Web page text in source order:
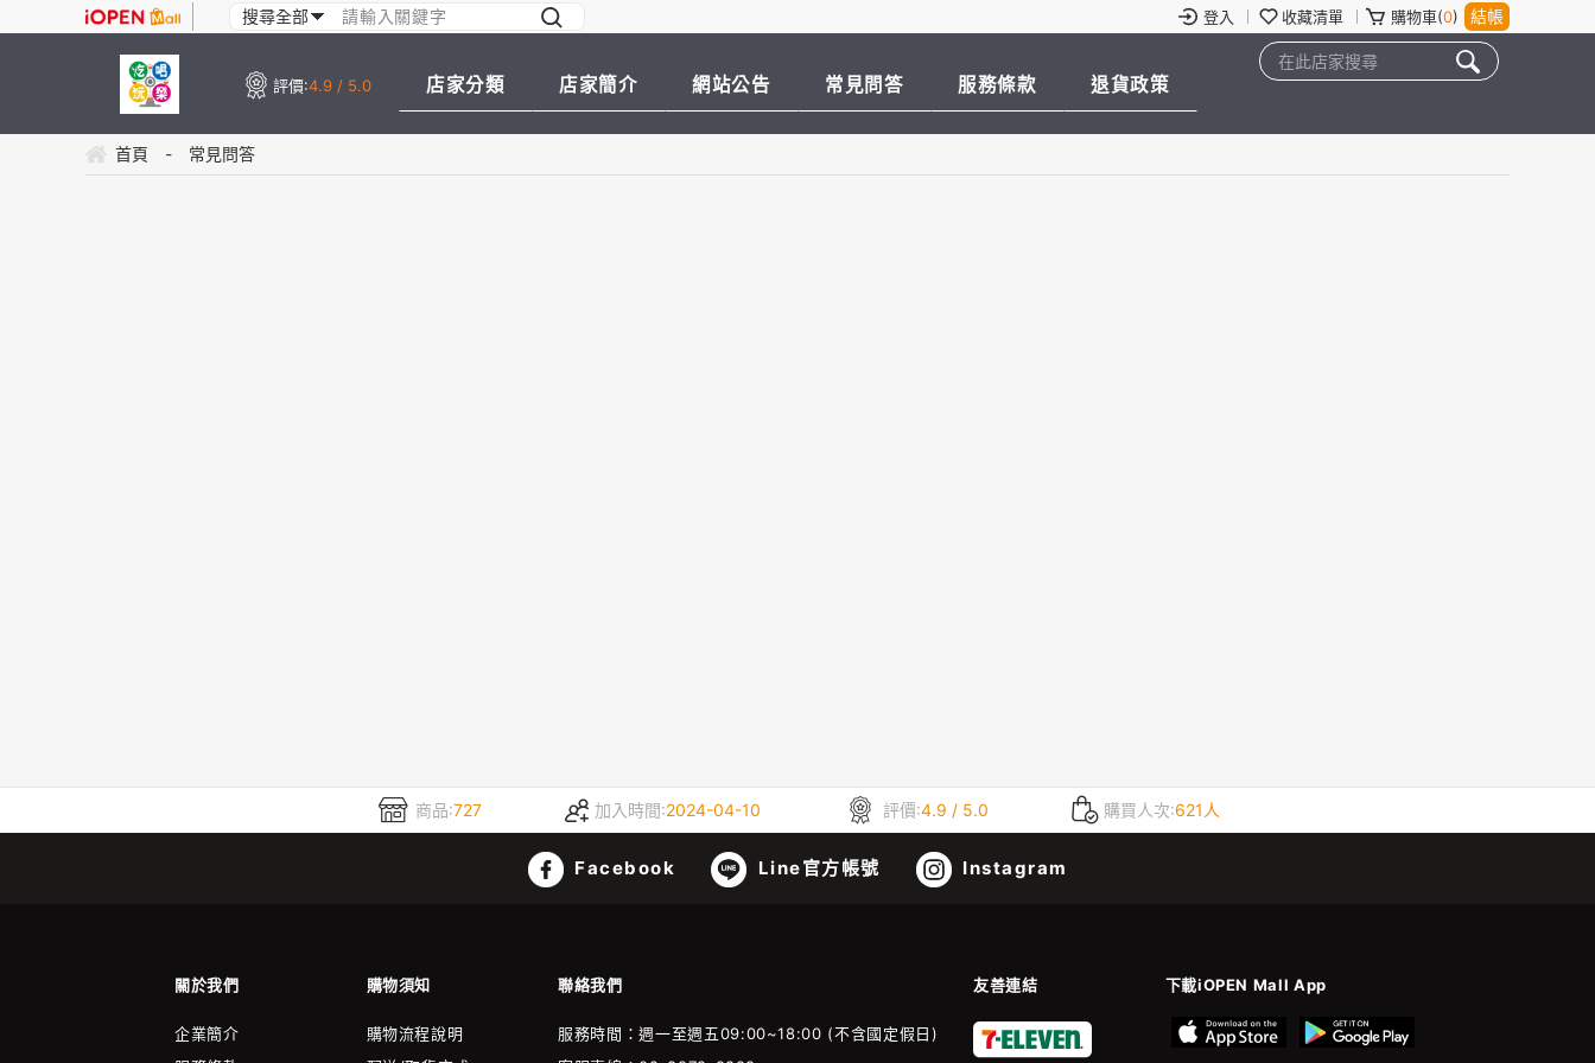
登入 收藏清單 購物車(0) 結帳
評價:4.9 / 5.0 店家分類 店家簡介 網站公告 常見問答 服務條款 退貨政策
首頁 - 常見問答
商品:727 加入時間:2024-04-10 評價:4.9 / 5.0 購買人次:621人
Facebook Line官方帳號 Instagram
關於我們 購物須知 聯絡我們 友善連結 下載iOPEN Mall App
企業簡介
購物流程說明
服務時間：週一至週五09:00~18:00 (不含國定假日)